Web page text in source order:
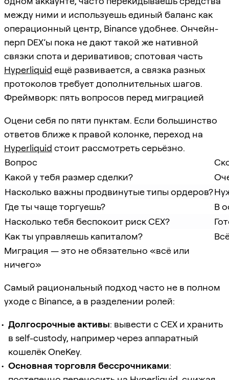
между ними и используешь единый баланс как
операционный центр, Binance удобнее. Ончейн-
перп DEX’ы пока не дают такой же нативной
связки спота и деривативов; спотовая часть
Hyperliquid ещё развивается, а связка разных
протоколов требует дополнительных шагов.
Фреймворк: пять вопросов перед миграцией
Оцени себя по пяти пунктам. Если большинство
ответов ближе к правой колонке, переход на
Hyperliquid стоит рассмотреть серьёзно.
Вопрос
Какой у тебя размер сделки?
Насколько важны продвинутые типы ордеров?
Где ты чаще торгуешь?
В
Насколько тебя беспокоит риск CEX?
Как ты управляешь капиталом?
Миграция — это не обязательно «всё или
ничего»
Самый рациональный подход часто не в полном
уходе с Binance, а в разделении ролей:
Долгосрочные активы: вывести с CEX и хранить
в self-custody, например через аппаратный
кошелёк OneKey.
Основная торговля бессрочниками: